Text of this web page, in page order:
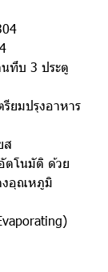
นทึบ 3 ประตู
ยมปรุงอาหาร
ส
ตโนมัติ ด้วย
งอุณหภูมิ